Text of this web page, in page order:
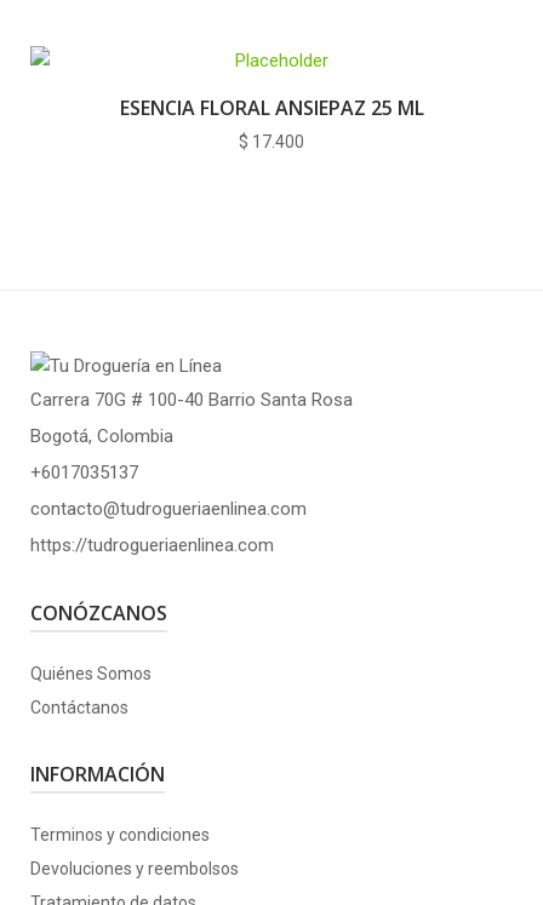
ESENCIA FLORAL ANSIEPAZ 25 ML
$ 17.400
Carrera 70G # 100-40 Barrio Santa Rosa
Bogotá, Colombia
+6017035137
contacto@tudrogueriaenlinea.com
https://tudrogueriaenlinea.com
CONÓZCANOS
Quiénes Somos
Contáctanos
INFORMACIÓN
Terminos y condiciones
Devoluciones y reembolsos